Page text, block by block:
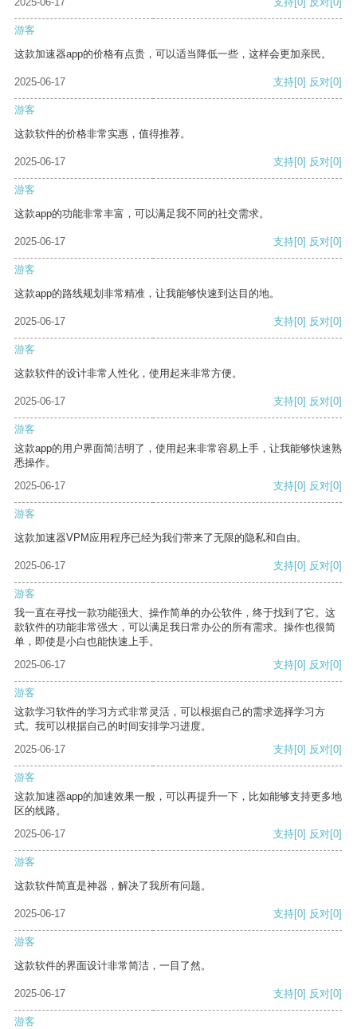
游客
这款加速器app的价格有点贵，可以适当降低一些，这样会更加亲民。
2025-06-17 支持[0] 反对[0]
游客
这款软件的价格非常实惠，值得推荐。
2025-06-17 支持[0] 反对[0]
游客
这款app的功能非常丰富，可以满足我不同的社交需求。
2025-06-17 支持[0] 反对[0]
游客
这款app的路线规划非常精准，让我能够快速到达目的地。
2025-06-17 支持[0] 反对[0]
游客
这款软件的设计非常人性化，使用起来非常方便。
2025-06-17 支持[0] 反对[0]
游客
这款app的用户界面简洁明了，使用起来非常容易上手，让我能够快速熟
悉操作。
2025-06-17
支持[0] 反对[0]
游客
这款加速器VPM应用程序已经为我们带来了无限的隐私和自由。
2025-06-17 支持[0] 反对[0]
游客
我一直在寻找一款功能强大、操作简单的办公软件，终于找到了它。这
款软件的功能非常强大，可以满足我日常办公的所有需求。操作也很简
单，即使是小白也能快速上手。
2025-06-17
支持[0] 反对[0]
游客
这款学习软件的学习方式非常灵活，可以根据自己的需求选择学习方
式。我可以根据自己的时间安排学习进度。
2025-06-17
支持[0] 反对[0]
游客
这款加速器app的加速效果一般，可以再提升一下，比如能够支持更多地
区的线路。
2025-06-17
支持[0] 反对[0]
游客
这款软件简直是神器，解决了我所有问题。
2025-06-17 支持[0] 反对[0]
游客
这款软件的界面设计非常简洁，一目了然。
2025-06-17 支持[0] 反对[0]
游客